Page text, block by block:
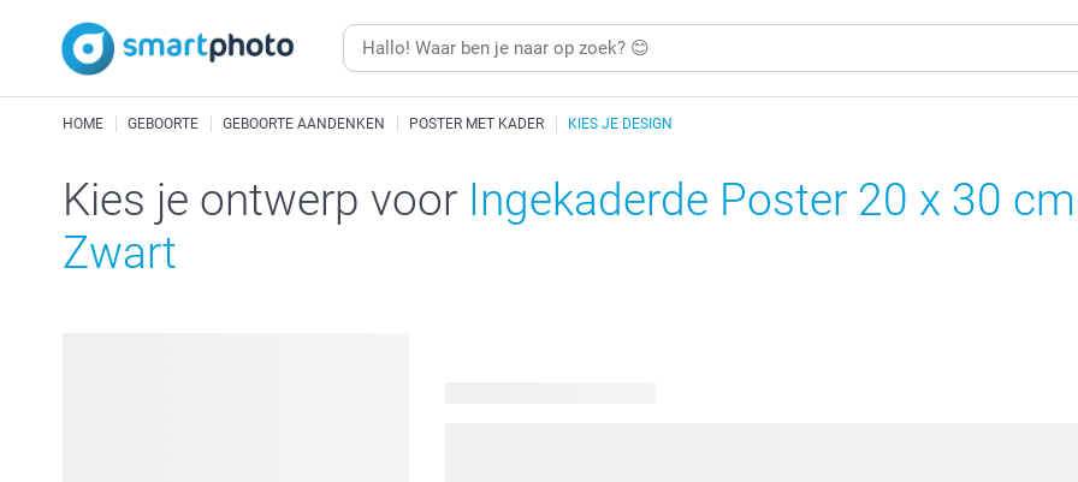
HOME GEBOORTE GEBOORTE AANDENKEN POSTER MET KADER KIES JE DESIGN
Kies je ontwerp voor Ingekaderde Poster 20 x 30 cm
Zwart